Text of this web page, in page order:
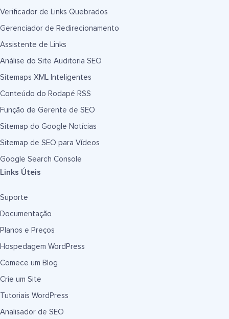
Verificador de Links Quebrados
Gerenciador de Redirecionamento
Assistente de Links
Análise do Site Auditoria SEO
Sitemaps XML Inteligentes
Conteúdo do Rodapé RSS
Função de Gerente de SEO
Sitemap do Google Notícias
Sitemap de SEO para Vídeos
Google Search Console
Links Úteis
Suporte
Documentação
Planos e Preços
Hospedagem WordPress
Comece um Blog
Crie um Site
Tutoriais WordPress
Analisador de SEO